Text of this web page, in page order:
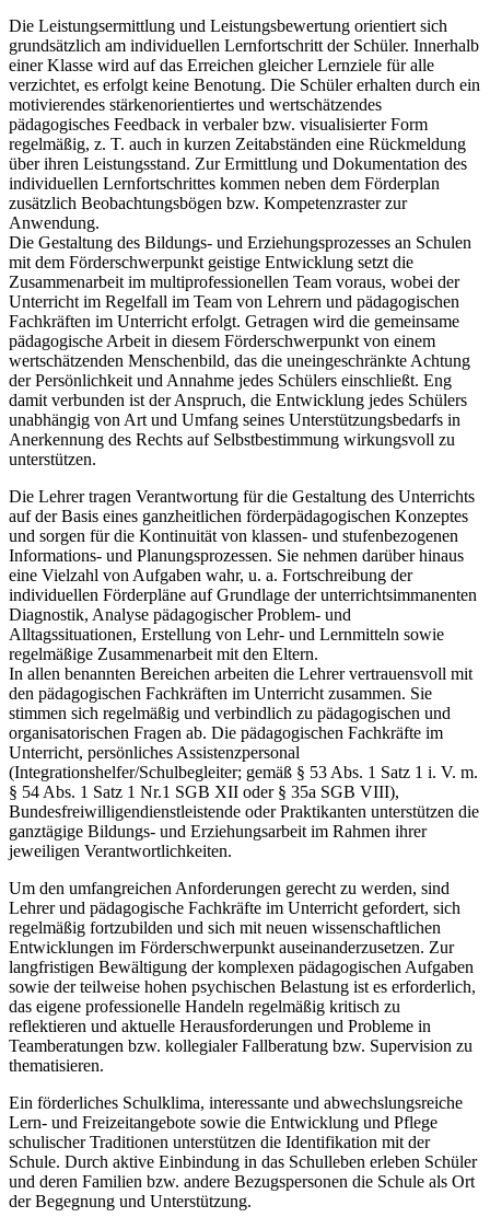
Die Leistungsermittlung und Leistungsbewertung orientiert sich
grundsätzlich am individuellen Lernfortschritt der Schüler. Innerhalb
einer Klasse wird auf das Erreichen gleicher Lernziele für alle
verzichtet, es erfolgt keine Benotung. Die Schüler erhalten durch ein
motivierendes stärkenorientiertes und wertschätzendes
pädagogisches Feedback in verbaler bzw. visualisierter Form
regelmäßig, z. T. auch in kurzen Zeitabständen eine Rückmeldung
über ihren Leistungsstand. Zur Ermittlung und Dokumentation des
individuellen Lernfortschrittes kommen neben dem Förderplan
zusätzlich Beobachtungsbögen bzw. Kompetenzraster zur
Anwendung.
Die Gestaltung des Bildungs- und Erziehungsprozesses an Schulen
mit dem Förderschwerpunkt geistige Entwicklung setzt die
Zusammenarbeit im multiprofessionellen Team voraus, wobei der
Unterricht im Regelfall im Team von Lehrern und pädagogischen
Fachkräften im Unterricht erfolgt. Getragen wird die gemeinsame
pädagogische Arbeit in diesem Förderschwerpunkt von einem
wertschätzenden Menschenbild, das die uneingeschränkte Achtung
der Persönlichkeit und Annahme jedes Schülers einschließt. Eng
damit verbunden ist der Anspruch, die Entwicklung jedes Schülers
unabhängig von Art und Umfang seines Unterstützungsbedarfs in
Anerkennung des Rechts auf Selbstbestimmung wirkungsvoll zu
unterstützen.
Die Lehrer tragen Verantwortung für die Gestaltung des Unterrichts
auf der Basis eines ganzheitlichen förderpädagogischen Konzeptes
und sorgen für die Kontinuität von klassen- und stufenbezogenen
Informations- und Planungsprozessen. Sie nehmen darüber hinaus
eine Vielzahl von Aufgaben wahr, u. a. Fortschreibung der
individuellen Förderpläne auf Grundlage der unterrichtsimmanenten
Diagnostik, Analyse pädagogischer Problem- und
Alltagssituationen, Erstellung von Lehr- und Lernmitteln sowie
regelmäßige Zusammenarbeit mit den Eltern.
In allen benannten Bereichen arbeiten die Lehrer vertrauensvoll mit
den pädagogischen Fachkräften im Unterricht zusammen. Sie
stimmen sich regelmäßig und verbindlich zu pädagogischen und
organisatorischen Fragen ab. Die pädagogischen Fachkräfte im
Unterricht, persönliches Assistenzpersonal
(Integrationshelfer/Schulbegleiter; gemäß § 53 Abs. 1 Satz 1 i. V. m.
§ 54 Abs. 1 Satz 1 Nr.1 SGB XII oder § 35a SGB VIII),
Bundesfreiwilligendienstleistende oder Praktikanten unterstützen die
ganztägige Bildungs- und Erziehungsarbeit im Rahmen ihrer
jeweiligen Verantwortlichkeiten.
Um den umfangreichen Anforderungen gerecht zu werden, sind
Lehrer und pädagogische Fachkräfte im Unterricht gefordert, sich
regelmäßig fortzubilden und sich mit neuen wissenschaftlichen
Entwicklungen im Förderschwerpunkt auseinanderzusetzen. Zur
langfristigen Bewältigung der komplexen pädagogischen Aufgaben
sowie der teilweise hohen psychischen Belastung ist es erforderlich,
das eigene professionelle Handeln regelmäßig kritisch zu
reflektieren und aktuelle Herausforderungen und Probleme in
Teamberatungen bzw. kollegialer Fallberatung bzw. Supervision zu
thematisieren.
Ein förderliches Schulklima, interessante und abwechslungsreiche
Lern- und Freizeitangebote sowie die Entwicklung und Pflege
schulischer Traditionen unterstützen die Identifikation mit der
Schule. Durch aktive Einbindung in das Schulleben erleben Schüler
und deren Familien bzw. andere Bezugspersonen die Schule als Ort
der Begegnung und Unterstützung.